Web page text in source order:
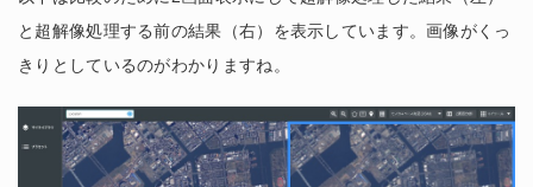
と超解像処理する前の結果（右）を表示しています。画像がくっ
きりとしているのがわかりますね。